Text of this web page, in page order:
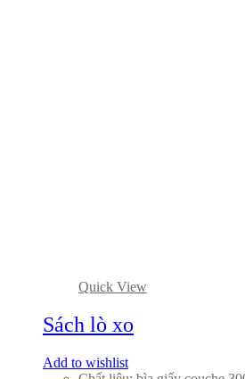
Quick View
Sách lò xo
Add to wishlist